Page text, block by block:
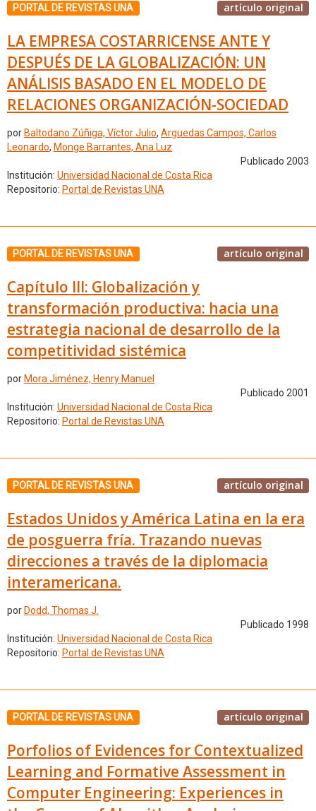
PORTAL DE REVISTAS UNA artículo original
LA EMPRESA COSTARRICENSE ANTE Y
DESPUÉS DE LA GLOBALIZACIÓN: UN
ANÁLISIS BASADO EN EL MODELO DE
RELACIONES ORGANIZACIÓN-SOCIEDAD
por Baltodano Zúñiga, Víctor Julio, Arguedas Campos, Carlos
Leonardo, Monge Barrantes, Ana Luz
Publicado 2003
Institución: Universidad Nacional de Costa Rica
Repositorio: Portal de Revistas UNA
PORTAL DE REVISTAS UNA artículo original
Capítulo III: Globalización y
transformación productiva: hacia una
estrategia nacional de desarrollo de la
competitividad sistémica
por Mora Jiménez, Henry Manuel
Publicado 2001
Institución: Universidad Nacional de Costa Rica
Repositorio: Portal de Revistas UNA
PORTAL DE REVISTAS UNA artículo original
Estados Unidos y América Latina en la era
de posguerra fría. Trazando nuevas
direcciones a través de la diplomacia
interamericana.
por Dodd, Thomas J.
Publicado 1998
Institución: Universidad Nacional de Costa Rica
Repositorio: Portal de Revistas UNA
PORTAL DE REVISTAS UNA artículo original
Porfolios of Evidences for Contextualized
Learning and Formative Assessment in
Computer Engineering: Experiences in